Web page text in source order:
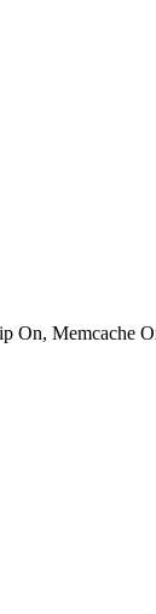
On, Memcache